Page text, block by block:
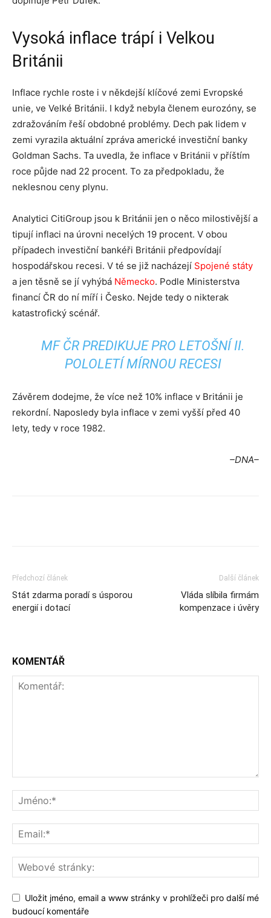
Vysoká inflace trápí i Velkou
Británii
Inflace rychle roste i v někdejší klíčové zemi Evropské
unie, ve Velké Británii. I když nebyla členem eurozóny, se
zdražováním řeší obdobné problémy. Dech pak lidem v
zemi vyrazila aktuální zpráva americké investiční banky
Goldman Sachs. Ta uvedla, že inflace v Británii v příštím
roce půjde nad 22 procent. To za předpokladu, že
neklesnou ceny plynu.
Analytici CitiGroup jsou k Británii jen o něco milostivější a
tipují inflaci na úrovni necelých 19 procent. V obou
případech investiční bankéři Británii předpovídají
hospodářskou recesi. V té se již nacházejí Spojené státy
a jen těsně se jí vyhýbá Německo. Podle Ministerstva
financí ČR do ní míří i Česko. Nejde tedy o nikterak
katastrofický scénář.
MF ČR PREDIKUJE PRO LETOŠNÍ II.
POLOLETÍ MÍRNOU RECESI
Závěrem dodejme, že více než 10% inflace v Británii je
rekordní. Naposledy byla inflace v zemi vyšší před 40
lety, tedy v roce 1982.
–DNA–
Předchozí článek
Stát zdarma poradí s úsporou
energií i dotací
Další článek
Vláda slíbila firmám
kompenzace i úvěry
KOMENTÁŘ
Uložit jméno, email a www stránky v prohlížeči pro další mé
budoucí komentáře